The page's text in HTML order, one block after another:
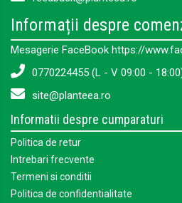
Efectul laxativ al produsului
obișnuit după 8-10 ore de la
lichide.
Durata curei:
O cură completă cu acest
dureze o lună. După
pauză de o lună înainte de a
este necesar.
Dacă este necesar, cura de
poate repeta după o pauză de
Informații despre
Mesagerie FaceBook https://
0770224455 (L - V 09:00 -
site@planteea.ro
Informatii despre cumparaturi
Politica de retur
Intrebari frecvente
Termeni si conditii
Politica de confidentialitate